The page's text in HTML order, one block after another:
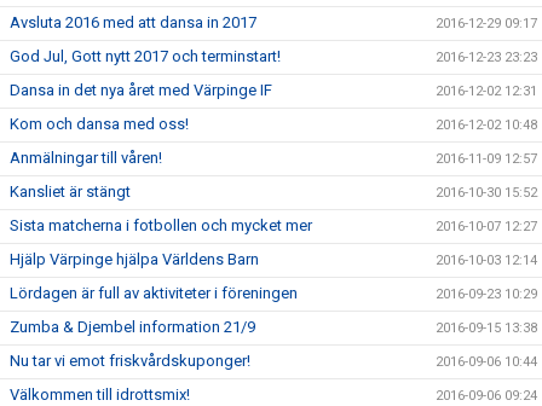
Avsluta 2016 med att dansa in 2017 2016-12-29 09:17
God Jul, Gott nytt 2017 och terminstart! 2016-12-23 23:23
Dansa in det nya året med Värpinge IF 2016-12-02 12:31
Kom och dansa med oss! 2016-12-02 10:48
Anmälningar till våren! 2016-11-09 12:57
Kansliet är stängt 2016-10-30 15:52
Sista matcherna i fotbollen och mycket mer 2016-10-07 12:27
Hjälp Värpinge hjälpa Världens Barn 2016-10-03 12:14
Lördagen är full av aktiviteter i föreningen 2016-09-23 10:29
Zumba & Djembel information 21/9 2016-09-15 13:38
Nu tar vi emot friskvårdskuponger! 2016-09-06 10:44
Välkommen till idrottsmix! 2016-09-06 09:24